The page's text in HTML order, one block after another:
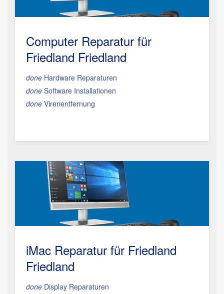
Computer Reparatur für
Friedland Friedland
done Hardware Reparaturen
done Software Installationen
done Virenentfernung
iMac Reparatur für Friedland
Friedland
done Display Reparaturen